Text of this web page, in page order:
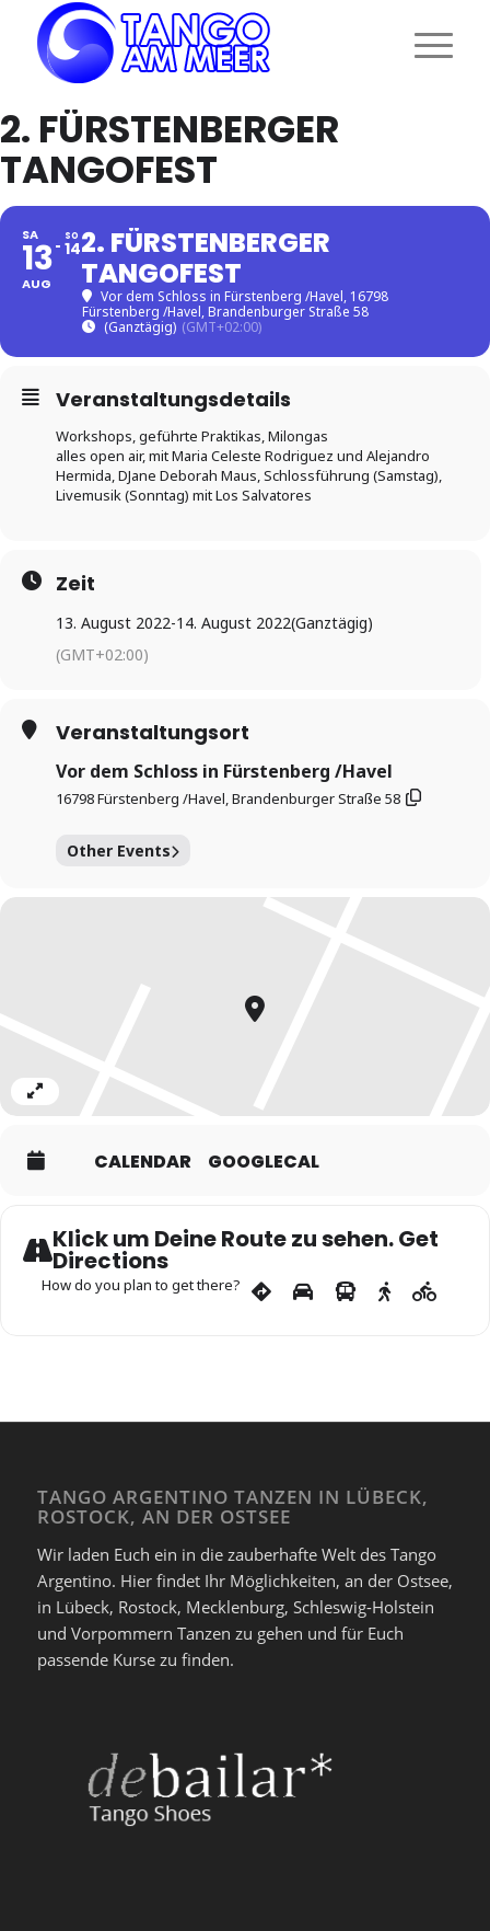
2. FÜRSTENBERGER
TANGOFEST
SA
13
AUG
SO
142. FÜRSTENBERGER
TANGOFEST
Vor dem Schloss in Fürstenberg /Havel, 16798
Fürstenberg /Havel, Brandenburger Straße 58
(Ganztägig) (GMT+02:00)
Veranstaltungsdetails
Workshops, geführte Praktikas, Milongas
alles open air, mit Maria Celeste Rodriguez und Alejandro
Hermida, DJane Deborah Maus, Schlossführung (Samstag),
Livemusik (Sonntag) mit Los Salvatores
Zeit
13. August 2022-14. August 2022(Ganztägig)
(GMT+02:00)
Veranstaltungsort
Vor dem Schloss in Fürstenberg /Havel
16798 Fürstenberg /Havel, Brandenburger Straße 58
Other Events
CALENDAR GOOGLECAL
Klick um Deine Route zu sehen. Get
Directions
How do you plan to get there?
TANGO ARGENTINO TANZEN IN LÜBECK,
ROSTOCK, AN DER OSTSEE
Wir laden Euch ein in die zauberhafte Welt des Tango
Argentino. Hier findet Ihr Möglichkeiten, an der Ostsee,
in Lübeck, Rostock, Mecklenburg, Schleswig-Holstein
und Vorpommern Tanzen zu gehen und für Euch
passende Kurse zu finden.